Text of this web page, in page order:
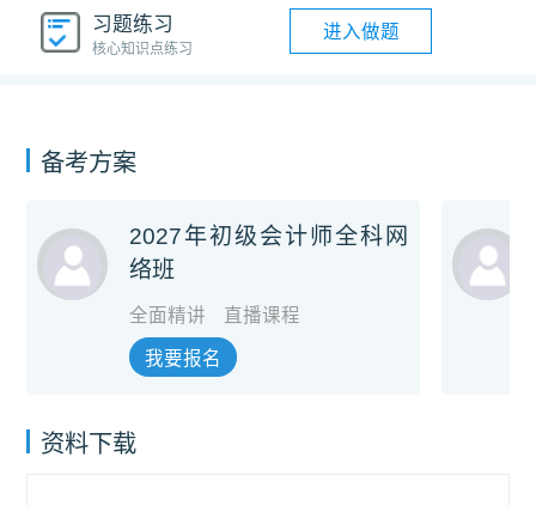
习题练习
核心知识点练习
进入做题
备考方案
2027年初级会计师全科网
络班
全面精讲 直播课程
我要报名
资料下载